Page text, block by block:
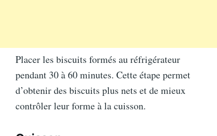
Placer les biscuits formés au réfrigérateur
pendant 30 à 60 minutes. Cette étape permet
d’obtenir des biscuits plus nets et de mieux
contrôler leur forme à la cuisson.